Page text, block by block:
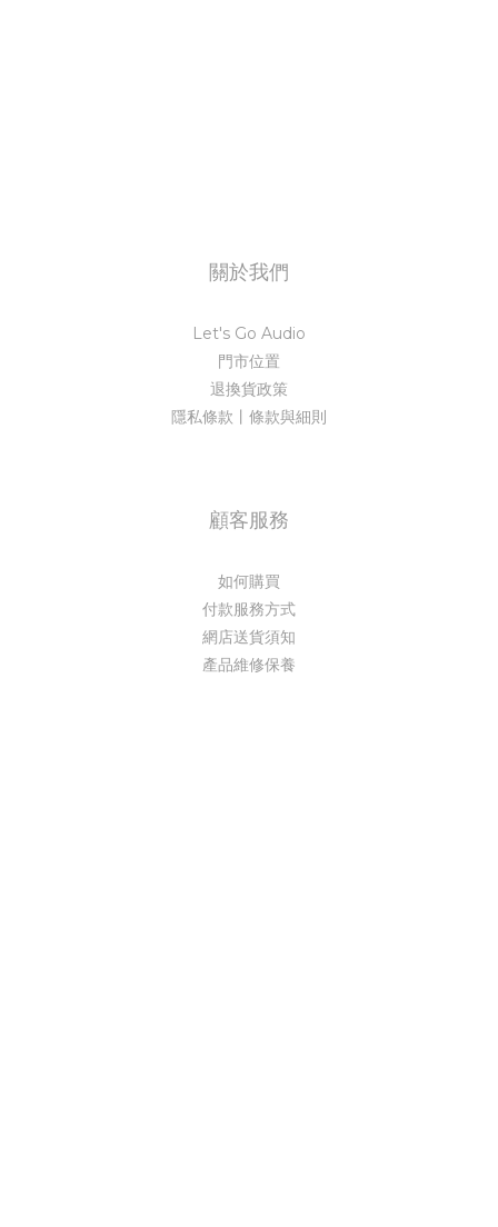
關於我們
Let's Go Audio
門市位置
退換貨政策
隱私條款丨條款與細則
顧客服務
如何購買
付款服務方式
網店送貨須知
產品維修保養